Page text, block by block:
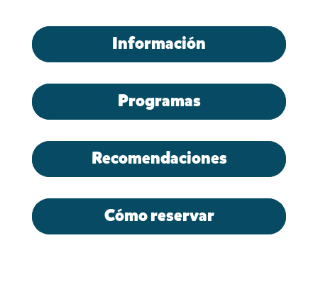
Información
Programas
Recomendaciones
Cómo reservar